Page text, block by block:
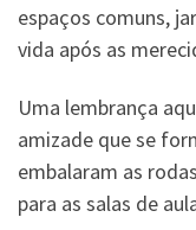
espaços comuns,
vida após as
Uma lembrança
amizade que se
embalaram as
para as salas de